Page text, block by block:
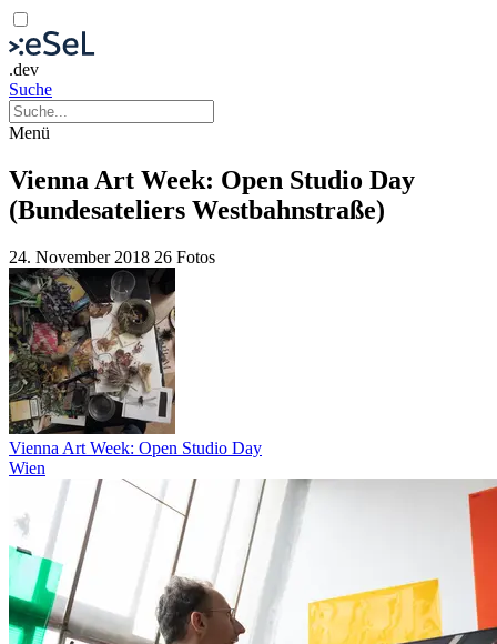
.dev
Suche
Menü
Vienna Art Week: Open Studio Day
(Bundesateliers Westbahnstraße)
24. November 2018 26 Fotos
Vienna Art Week: Open Studio Day
Wien